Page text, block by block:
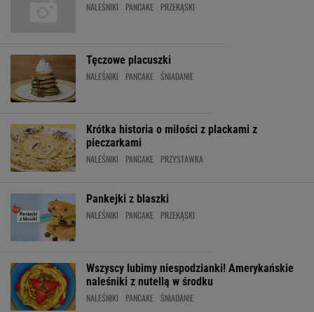
NALEŚNIKI PANCAKE PRZEKĄSKI
Tęczowe placuszki
NALEŚNIKI PANCAKE ŚNIADANIE
Krótka historia o miłości z plackami z
pieczarkami
NALEŚNIKI PANCAKE PRZYSTAWKA
Pankejki z blaszki
NALEŚNIKI PANCAKE PRZEKĄSKI
Wszyscy lubimy niespodzianki! Amerykańskie
naleśniki z nutellą w środku
NALEŚNIKI PANCAKE ŚNIADANIE